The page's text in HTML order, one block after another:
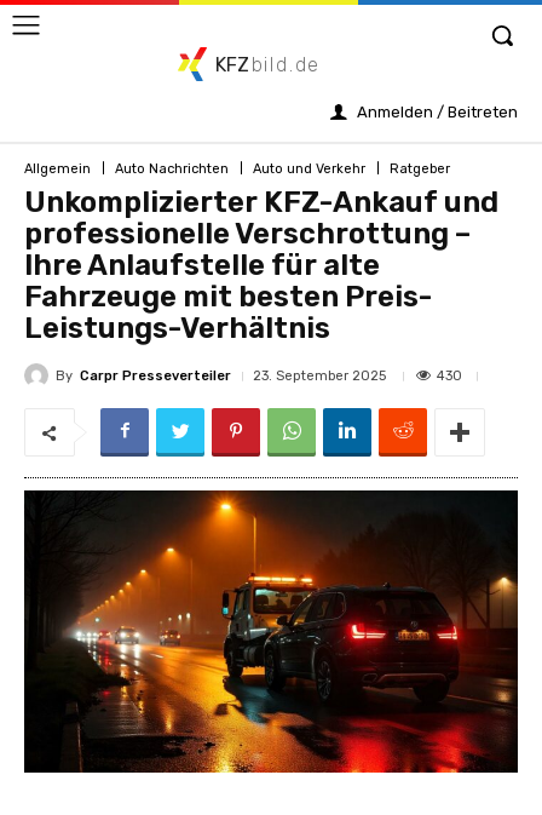
KFZ bild.de
Anmelden / Beitreten
Allgemein Auto Nachrichten Auto und Verkehr Ratgeber
Unkomplizierter KFZ-Ankauf und
professionelle Verschrottung –
Ihre Anlaufstelle für alte
Fahrzeuge mit besten Preis-
Leistungs-Verhältnis
By Carpr Presseverteiler 23. September 2025 430